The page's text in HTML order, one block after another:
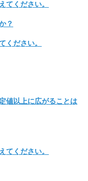
てください。
？
ください。
値以上に広がることは
てください。